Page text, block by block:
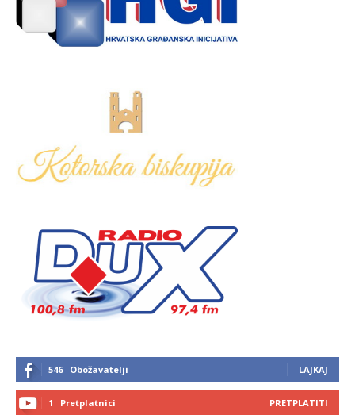
546 Obožavatelji LAJKAJ
1 Pretplatnici PRETPLATITI